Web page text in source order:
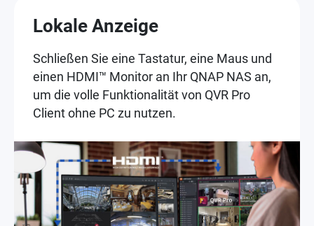
Lokale Anzeige
Schließen Sie eine Tastatur, eine Maus und
einen HDMI™ Monitor an Ihr QNAP NAS an,
um die volle Funktionalität von QVR Pro
Client ohne PC zu nutzen.